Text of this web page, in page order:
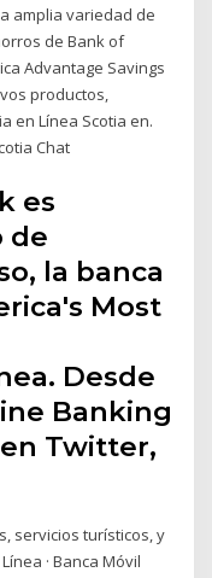
amplia variedad de
de Bank of
Advantage Savings
productos,
en Línea Scotia en.
Chat
es
de
la banca
Most
Desde
Banking
Twitter,
servicios turísticos, y
· Banca Móvil